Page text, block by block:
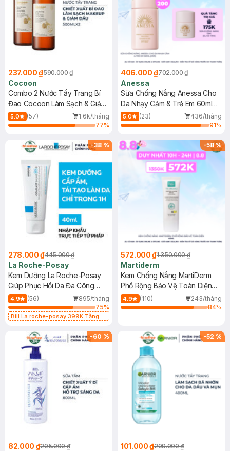
237.000 ₫590.000 ₫
Cocoon
Combo 2 Nước Tẩy Trang Bí
Đao Cocoon Làm Sạch & Giảm
Dầu 500ml
5.0 (57)
1.6k/tháng
77%
406.000 ₫702.000 ₫
Anessa
Sữa Chống Nắng Anessa Cho
Da Nhạy Cảm & Trẻ Em 60ml
(Mới)
5.0 (23)
436/tháng
91%
-38 %
278.000 ₫445.000 ₫
La Roche-Posay
Kem Dưỡng La Roche-Posay
Giúp Phục Hồi Da Đa Công
Dụng 40ml
4.9 (56)
895/tháng
75%
Bill La roche-posay 399K Tặng
(SL có hạn)
-58%
572.000 ₫1.350.000 ₫
Martiderm
Kem Chống Nắng MartiDerm
Phổ Rộng Bảo Vệ Toàn Diện
40ml
4.9 (110)
243/tháng
84%
-60 %
82.000 ₫205.000 ₫
-52 %
101.000 ₫209.000 ₫